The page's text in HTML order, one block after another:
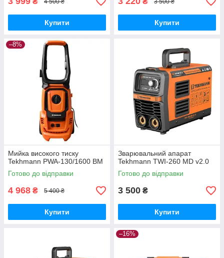
Купити Купити
–8%
Мийка високого тиску
Tekhmann PWA-130/1600 BM
Готово до відправки
4 968 ₴ 5 400 ₴
Купити
Зварювальний апарат
Tekhmann TWI-260 MD v2.0
Готово до відправки
3 500 ₴
Купити
–16%